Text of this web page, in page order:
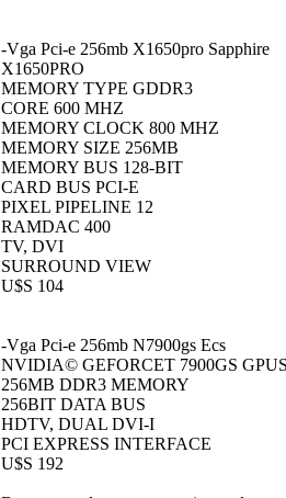
-Vga Pci-e 256mb X1650pro Sapphire
X1650PRO
MEMORY TYPE GDDR3
CORE 600 MHZ
MEMORY CLOCK 800 MHZ
MEMORY SIZE 256MB
MEMORY BUS 128-BIT
CARD BUS PCI-E
PIXEL PIPELINE 12
RAMDAC 400
TV, DVI
SURROUND VIEW
U$S 104
-Vga Pci-e 256mb N7900gs Ecs
NVIDIA© GEFORCET 7900GS
256MB DDR3 MEMORY
256BIT DATA BUS
HDTV, DUAL DVI-I
PCI EXPRESS INTERFACE
U$S 192